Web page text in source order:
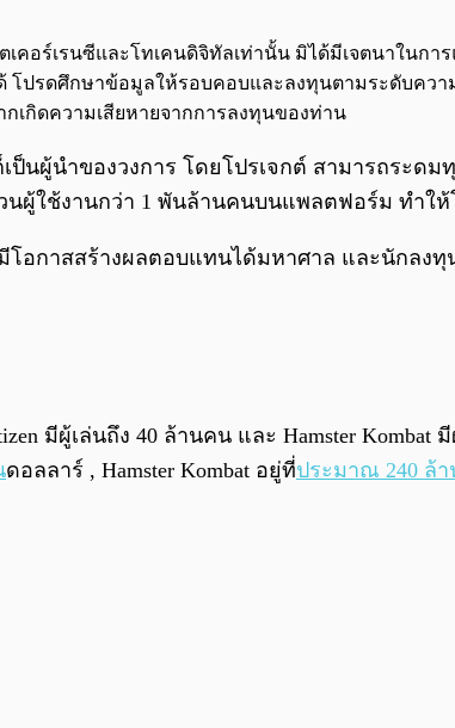
คอร์เรนซีและโทเคนดิจิทัลเท่านั้น มิได้มีเจตนาในก
ปรดศึกษาข้อมูลให้รอบคอบและลงทุนตามระดับควา
กิดความเสียหายจากการลงทุนของท่าน
เป็นผู้นำของวงการ โดยโปรเจกต์ สามารถระด
นผู้ใช้งานกว่า 1 พันล้านคนบนแพลตฟอร์ม ทำใ
โอกาสสร้างผลตอบแทนได้มหาศาล และนักล
มีผู้เล่นถึง 40 ล้านคน และ Hamster
ดอลลาร์ , Hamster Kombat อยู่ที่ประมาณ 240 ล้า